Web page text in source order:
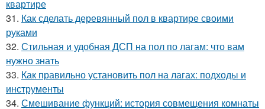
квартире
31. Как сделать деревянный пол в квартире своими
руками
32. Стильная и удобная ДСП на пол по лагам: что вам
нужно знать
33. Как правильно установить пол на лагах: подходы и
инструменты
34. Смешивание функций: история совмещения комнаты